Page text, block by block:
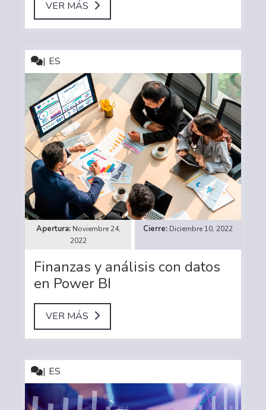
VER MÁS
ES
Noviembre 24,
2022
Diciembre 10, 2022
Finanzas y análisis con datos
en Power BI
VER MÁS
ES